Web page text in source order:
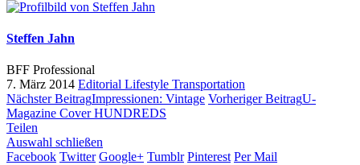
Steffen Jahn
BFF Professional
7. März 2014 Editorial Lifestyle Transportation
Nächster BeitragImpressionen: Vintage Vorheriger BeitragU-
Magazine Cover HUNDREDS
Teilen
Auswahl schließen
Facebook Twitter Google+ Tumblr Pinterest Per Mail